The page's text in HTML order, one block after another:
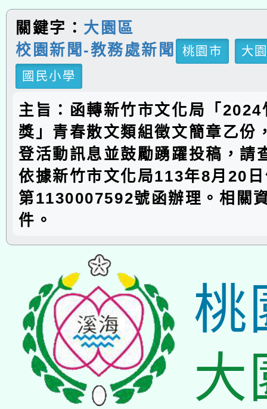
關鍵字： 大園區
校園新聞-教務處新聞
桃園市
大
國民小學
主旨：函轉新竹市文化局「2024
獎」青春散文類組徵文簡章乙份
登活動訊息並鼓勵踴躍投稿，請
依據新竹市文化局113年8月20
第1130007592號函辦理。相關
件。
桃
大